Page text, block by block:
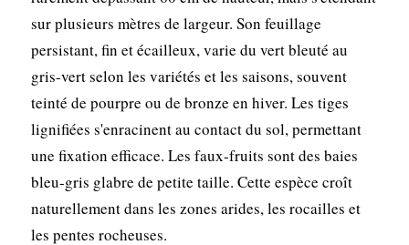
sur plusieurs mètres de largeur. Son feuillage
persistant, fin et écailleux, varie du vert bleuté au
gris-vert selon les variétés et les saisons, souvent
teinté de pourpre ou de bronze en hiver. Les tiges
lignifiées s'enracinent au contact du sol, permettant
une fixation efficace. Les faux-fruits sont des baies
bleu-gris glabre de petite taille. Cette espèce croît
naturellement dans les zones arides, les rocailles et
les pentes rocheuses.